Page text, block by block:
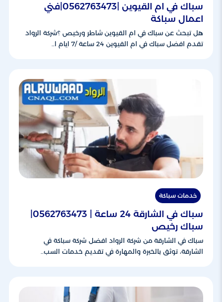
سباك في ام القيوين |0562763473|فني
اعمال سباكة
هل تبحث عن سباك في ام القيوين شاطر ورخيص ؟شركة الرواد
تقدم افضل سباك في ام القيوين 24 ساعة /7 ايام ا..
خدمات سباكة
سباك رخيص
سباك في الشارقة من شركة الرواد افضل شركة سباكة في
الشارقة، توثق بالخبرة والمهارة في تقديم خدمات السب..